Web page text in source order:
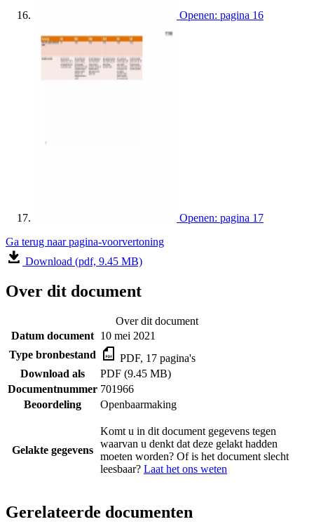
Openen: pagina 16
Openen: pagina 17
Ga terug naar pagina-voorvertoning
Download (pdf, 9.45 MB)
Over dit document
Over dit document
Datum document 10 mei 2021
Type bronbestand
PDF, 17 pagina's
Download als
PDF (9.45 MB)
Documentnummer 701966
Beoordeling
Openbaarmaking
Gelakte gegevens
Komt u in dit document gegevens tegen
waarvan u denkt dat deze gelakt hadden
moeten worden? Of is het document slecht
leesbaar? Laat het ons weten
Gerelateerde documenten